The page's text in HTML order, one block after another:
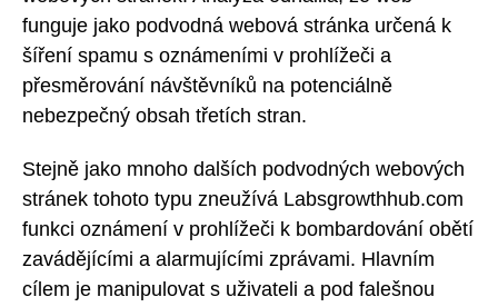
funguje jako podvodná webová stránka určená k
šíření spamu s oznámeními v prohlížeči a
přesměrování návštěvníků na potenciálně
nebezpečný obsah třetích stran.
Stejně jako mnoho dalších podvodných webových
stránek tohoto typu zneužívá Labsgrowthhub.com
funkci oznámení v prohlížeči k bombardování obětí
zavádějícími a alarmujícími zprávami. Hlavním
cílem je manipulovat s uživateli a pod falešnou